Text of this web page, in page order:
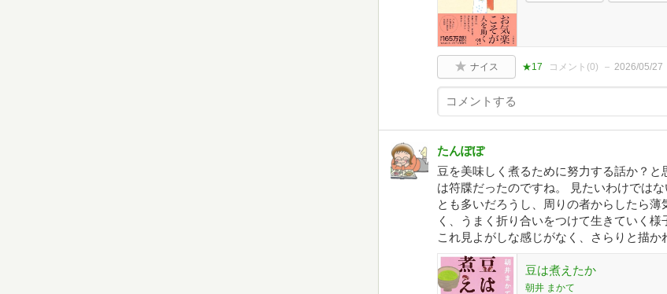
ナイス ★17 コメント(0) 2026/05/27
たんぽぽ
豆を美味しく煮るために努力する話か？と
は符牒だったのですね。 見たいわけでは
とも多いだろうし、周りの者からしたら
く、うまく折り合いをつけて生きていく
これ見よがしな感じがなく、さらりと描か
豆は煮えたか
朝井 まかて